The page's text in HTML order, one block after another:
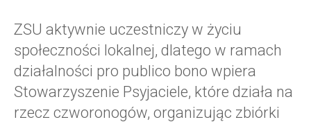
ZSU aktywnie uczestniczy w życiu
społeczności lokalnej, dlatego w ramach
działalności pro publico bono wpiera
Stowarzyszenie Psyjaciele, które działa na
rzecz czworonogów, organizując zbiórki